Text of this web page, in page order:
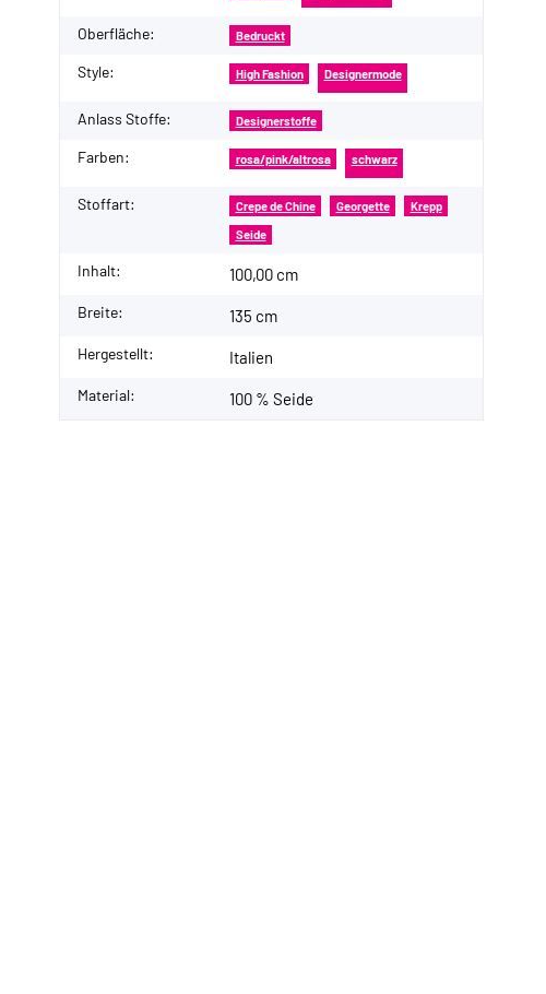
Oberfläche: Bedruckt
Style: High Fashion Designermode
Anlass Stoffe: Designerstoffe
Farben: rosa/pink/altrosa schwarz
Stoffart: Crepe de Chine Georgette Krepp
Seide
Inhalt: 100,00 cm
Breite: 135 cm
Hergestellt: Italien
Material: 100 % Seide